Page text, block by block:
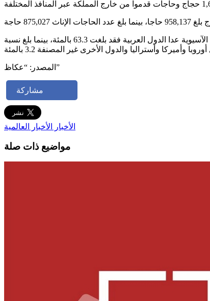
وحول إحصاءات الحجاج القادمين من خارج المملكة، أوضحت الهيئة أن نسبة الحجاج القادمين من الدول العربية بلغت 22.3 بالمئة، أما حجاج الدول الآسيوية عدا الدول العربية فقد بلغت 63.3 بالمئة، بينما بلغ نسبة
المصدر: “عكاظ”
مشاركة
الأخبار الأخبار العالمية
مواضيع ذات صلة